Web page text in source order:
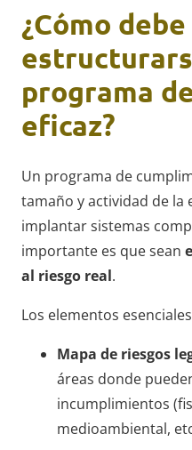
¿Cómo debe
programa
eficaz?
Un programa de
tamaño y actividad de la
implantar sistemas
importante es que sean
al riesgo real.
Los elementos
Mapa de riesgos
áreas donde
incumplimientos
medioambiental,